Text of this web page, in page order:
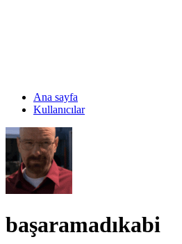
Ana sayfa
Kullanıcılar
başaramadıkabi